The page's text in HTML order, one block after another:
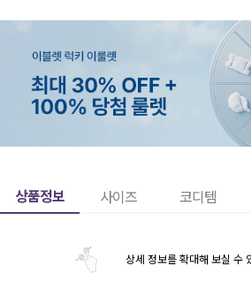
상품정보 사이즈 코디템
상세 정보를 확대해 보실 수